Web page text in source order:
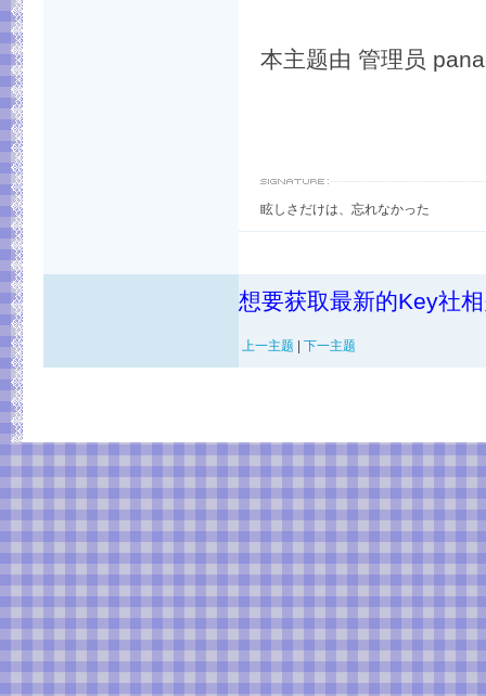
本主题由 管理员
眩しさだけは、忘れなかった
想要获取最新的Key社
上一主题 下一主题